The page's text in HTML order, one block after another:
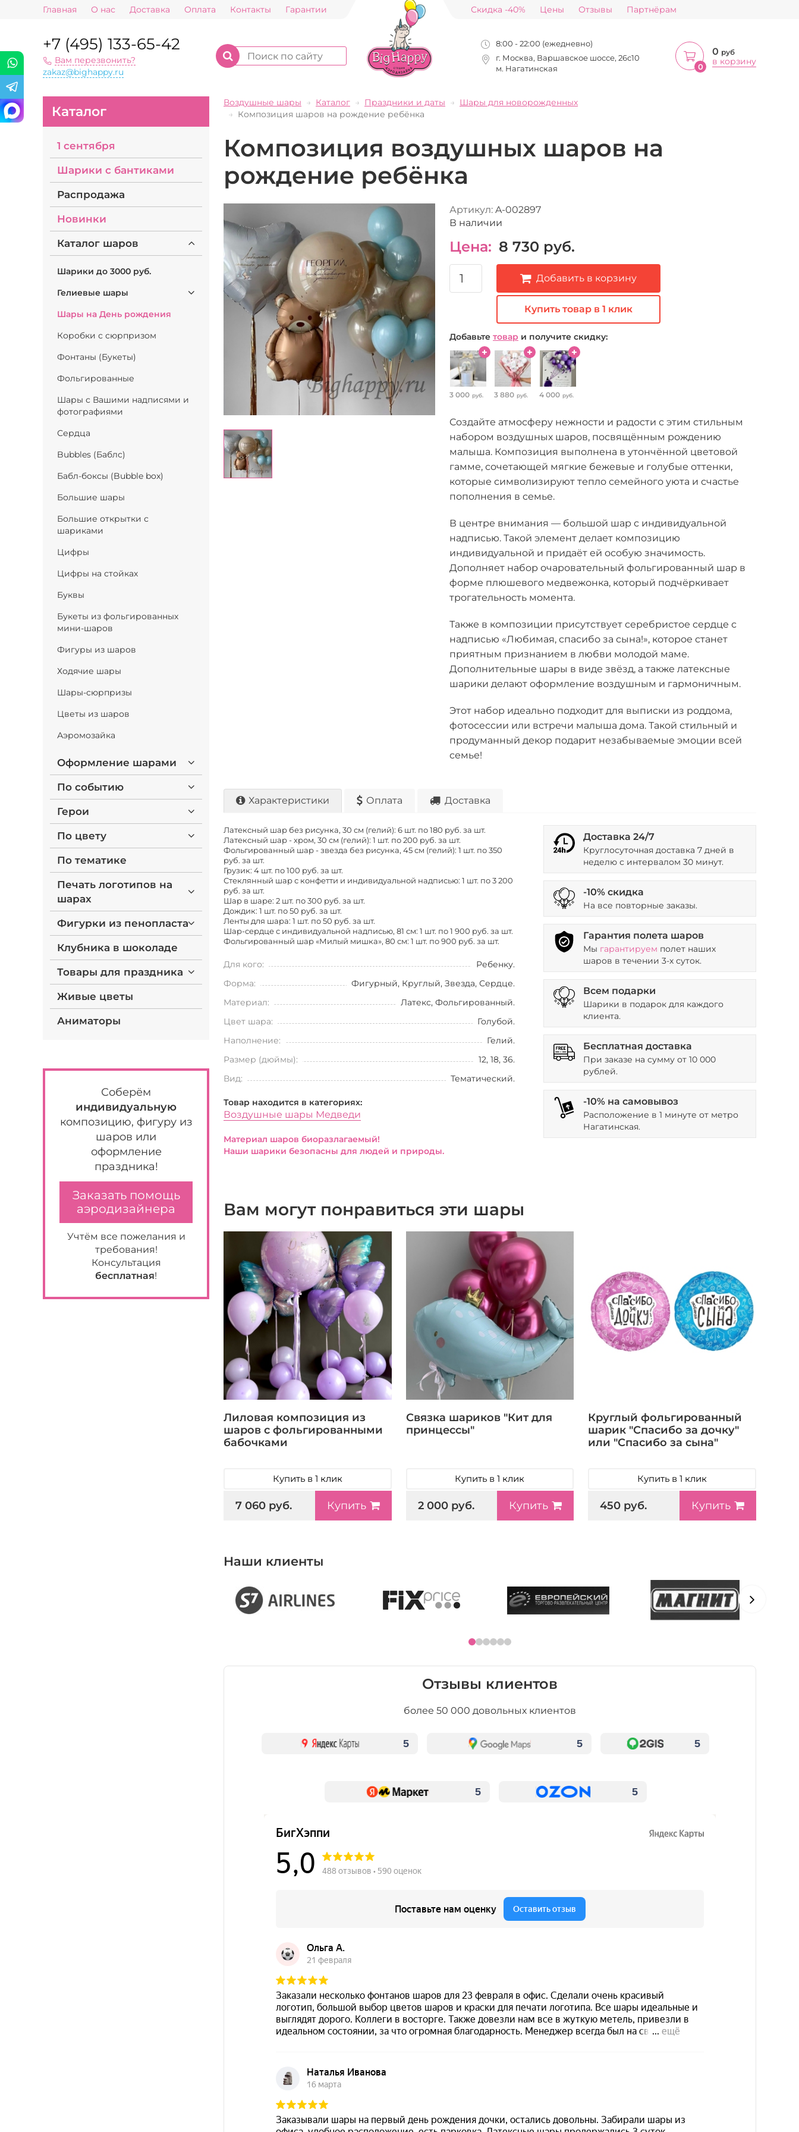
Главная О нас Доставка Оплата Контакты Гарантии Скидка -40% Цены Отзывы Партнёрам
+7 (495) 133-65-42
Вам перезвонить?
zakaz@bighappy.ru
8:00 - 22:00 (ежедневно)
г. Москва, Варшавское шоссе, 26с10
м. Нагатинская
0
0 руб
в корзину
Каталог
1 сентября
Шарики с бантиками
Распродажа
Новинки
Каталог шаров
Шарики до 3000 руб.
Гелиевые шары
Шары на День рождения
Коробки с сюрпризом
Фонтаны (Букеты)
Фольгированные
Шары с Вашими надписями и
фотографиями
Сердца
Bubbles (Баблс)
Бабл-боксы (Bubble box)
Большие шары
Большие открытки с
шариками
Цифры
Цифры на стойках
Буквы
Букеты из фольгированных
мини-шаров
Фигуры из шаров
Ходячие шары
Шары-сюрпризы
Цветы из шаров
Аэромозайка
Оформление шарами
По событию
Герои
По цвету
По тематике
Печать логотипов на
шарах
Фигурки из пенопласта
Клубника в шоколаде
Товары для праздника
Живые цветы
Аниматоры
Соберём
индивидуальную
композицию, фигуру из
шаров или
оформление
праздника!
Заказать помощь
аэродизайнера
Учтём все пожелания и
требования!
Консультация
бесплатная!
Воздушные шары Каталог Праздники и даты
Шары для новорожденных
Композиция шаров на рождение ребёнка
Композиция воздушных шаров на
рождение ребёнка
Артикул: A-002897
В наличии
Цена: 8 730 руб.
Добавить в корзину
Купить товар в 1 клик
Добавьте товар и получите скидку:
3 000 руб. 3 880 руб. 4 000 руб.
Создайте атмосферу нежности и радости с этим стильным
набором воздушных шаров, посвящённым рождению
малыша. Композиция выполнена в утончённой цветовой
гамме, сочетающей мягкие бежевые и голубые оттенки,
которые символизируют тепло семейного уюта и счастье
пополнения в семье.
В центре внимания — большой шар с индивидуальной
надписью. Такой элемент делает композицию
индивидуальной и придаёт ей особую значимость.
Дополняет набор очаровательный фольгированный шар в
форме плюшевого медвежонка, который подчёркивает
трогательность момента.
Также в композиции присутствует серебристое сердце с
надписью «Любимая, спасибо за сына!», которое станет
приятным признанием в любви молодой маме.
Дополнительные шары в виде звёзд, а также латексные
шарики делают оформление воздушным и гармоничным.
Этот набор идеально подходит для выписки из роддома,
фотосессии или встречи малыша дома. Такой стильный и
продуманный декор подарит незабываемые эмоции всей
семье!
Характеристики Оплата Доставка
Латексный шар без рисунка, 30 см (гелий): 6 шт. по 180 руб. за шт.
Латексный шар - хром, 30 см (гелий): 1 шт. по 200 руб. за шт.
Фольгированный шар - звезда без рисунка, 45 см (гелий): 1 шт. по 350
руб. за шт.
Грузик: 4 шт. по 100 руб. за шт.
Стеклянный шар с конфетти и индивидуальной надписью: 1 шт. по 3 200
руб. за шт.
Шар в шаре: 2 шт. по 300 руб. за шт.
Дождик: 1 шт. по 50 руб. за шт.
Ленты для шара: 1 шт. по 50 руб. за шт.
Шар-сердце с индивидуальной надписью, 81 см: 1 шт. по 1 900 руб. за шт.
Фольгированный шар «Милый мишка», 80 см: 1 шт. по 900 руб. за шт.
Для кого:
Ребенку.
Форма:
Фигурный, Круглый, Звезда, Сердце.
Материал:
Латекс, Фольгированный.
Цвет шара:
Голубой.
Наполнение:
Гелий.
Размер (дюймы):
12, 18, 36.
Вид:
Тематический.
Товар находится в категориях:
Воздушные шары Медведи
Материал шаров биоразлагаемый!
Наши шарики безопасны для людей и природы.
Доставка 24/7
Круглосуточная доставка 7 дней в
неделю с интервалом 30 минут.
-10% скидка
На все повторные заказы.
Гарантия полета шаров
Мы гарантируем полет наших
шаров в течении 3-х суток.
Всем подарки
Шарики в подарок для каждого
клиента.
Бесплатная доставка
При заказе на сумму от 10 000
рублей.
-10% на самовывоз
Расположение в 1 минуте от метро
Нагатинская.
Вам могут понравиться эти шары
Лиловая композиция из
шаров с фольгированными
бабочками
Купить в 1 клик
7 060 руб. Купить
Связка шариков "Кит для
принцессы"
Купить в 1 клик
2 000 руб. Купить
Круглый фольгированный
шарик "Спасибо за дочку"
или "Спасибо за сына"
Купить в 1 клик
450 руб. Купить
Наши клиенты
Отзывы клиентов
более 50 000 довольных клиентов
5 5 5
5 5